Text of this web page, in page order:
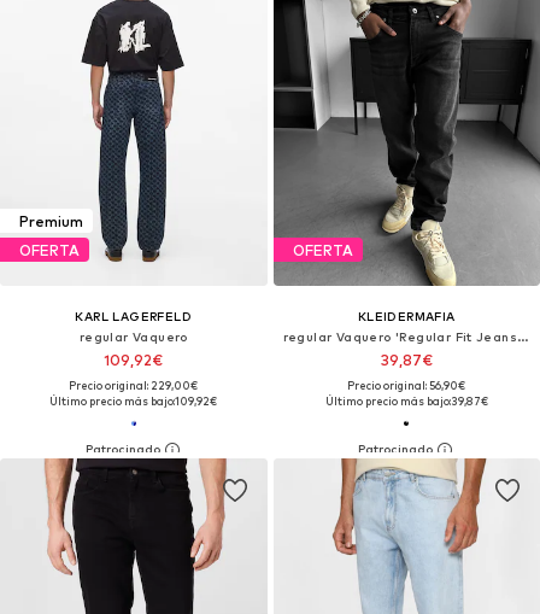
Premium
OFERTA
KARL LAGERFELD
regular Vaquero
109,92€
Precio original: 229,00€
Último precio más bajo:109,92€
OFERTA
KLEIDERMAFIA
regular Vaquero 'Regular Fit Jeans - Black'
39,87€
Precio original: 56,90€
Último precio más bajo:39,87€